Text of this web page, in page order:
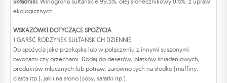
ekologicznych
WSKAZÓWKI DOTYCZĄCE SPOŻYCIA
1 GARŚĆ RODZYNEK SUŁTAŃSKICH DZIENNIE
Do spożycia jako przekąska lub w połączeniu z innymi suszonymi
owocami czy orzechami. Dodaj do deserów, płatków śniadaniowych,
produktów mlecznych lub potraw, zarówno tych na słodko (muffiny,
ciasta itp.), jak i na słono (sosy, sałatki itp.).